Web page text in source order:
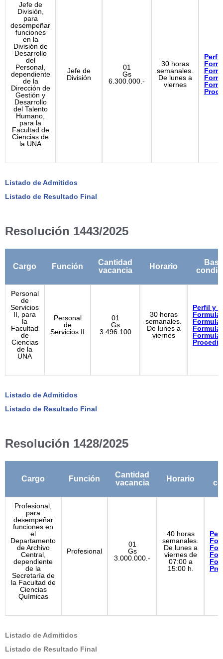
Jefe de
División,
para
desempeñar
funciones
en la
División de
Desarrollo
del
Personal,
dependiente
de la
Dirección de
Gestión y
Desarrollo
del Talento
Humano,
para la
Facultad de
Ciencias de
la UNA
Jefe de
División
01
Gs
6.300.000.-
30 horas
semanales.
De lunes a
viernes
Perfil
Listado de Admitidos
Listado de Resultado Final
Resolución 1443/2025
Cargo Función
Cantidad
vacancia
Horario
Personal
de
Servicios
II, para
la
Facultad
de
Ciencias
de la
UNA
Personal
de
Servicios II
01
Gs
3.496.100
30 horas
semanales.
De lunes a
viernes
Perfil y
Listado de Admitidos
Listado de Resultado Final
Resolución 1428/2025
Cargo Función
Cantidad
vacancia
Horario
Profesional,
para
desempeñar
funciones en
el
Departamento
de Archivo
Central,
dependiente
de la
Secretaría de
la Facultad de
Ciencias
Químicas
Profesional
01
Gs
3.000.000.-
40 horas
semanales.
De lunes a
viernes de
07:00 a
15:00 h.
Listado de Admitidos
Listado de Resultado Final